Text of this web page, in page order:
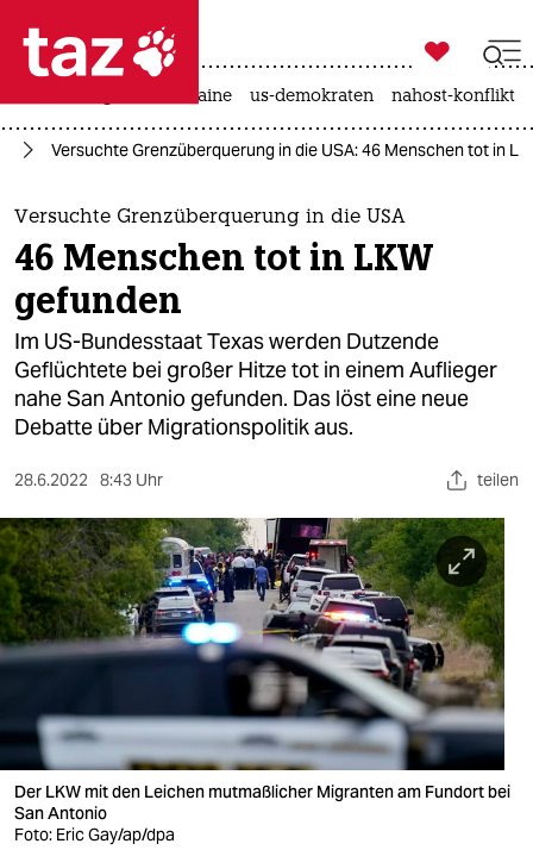
 taz zahl ich
taz zahl ich
themen
politik
öko
gesellschaft
kultur
sport
berlin
nord
wahrheit
verlag
veranstaltungen
shop

taz zahl ich
krieg in der ukraine us-demokraten nahost-konflikt
Versuchte Grenzüberquerung in die USA: 46 Menschen tot in
Versuchte Grenzüberquerung in die USA
46 Menschen tot in LKW
gefunden
Im US-Bundesstaat Texas werden Dutzende
Geflüchtete bei großer Hitze tot in einem Auflieger
nahe San Antonio gefunden. Das löst eine neue
Debatte über Migrationspolitik aus.
28.6.2022 8:43 Uhr teilen
Der LKW mit den Leichen mutmaßlicher Migranten am Fundort bei
San Antonio
Foto: Eric Gay/ap/dpa